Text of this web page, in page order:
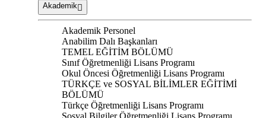
Akademik
Akademik Personel
Anabilim Dalı Başkanları
TEMEL EĞİTİM BÖLÜMÜ
Sınıf Öğretmenliği Lisans Programı
Okul Öncesi Öğretmenliği Lisans Programı
TÜRKÇE ve SOSYAL BİLİMLER EĞİTİMİ
BÖLÜMÜ
Türkçe Öğretmenliği Lisans Programı